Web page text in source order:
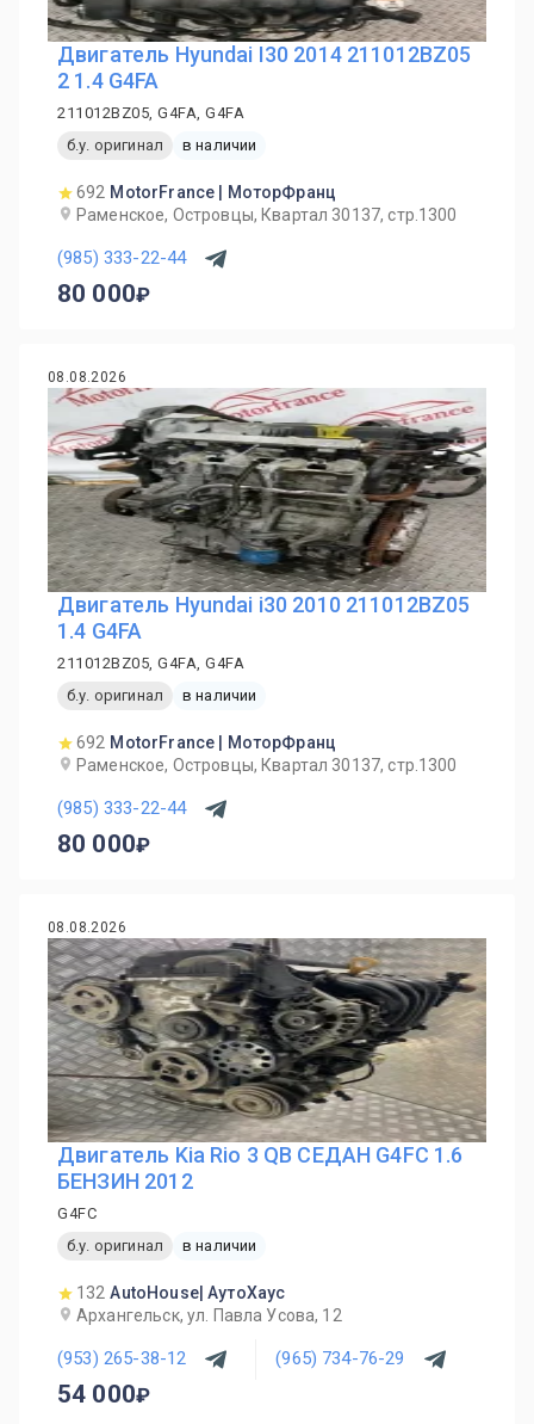
Двигатель Hyundai I30 2014 211012BZ05
2 1.4 G4FA
211012BZ05, G4FA, G4FA
б.у. оригинал
в наличии
692 MotorFrance | МоторФранц
Раменское, Островцы, Квартал 30137, стр.1300
(985) 333-22-44
80 000
08.08.2026
Двигатель Hyundai i30 2010 211012BZ05
1.4 G4FA
211012BZ05, G4FA, G4FA
б.у. оригинал
в наличии
692 MotorFrance | МоторФранц
Раменское, Островцы, Квартал 30137, стр.1300
(985) 333-22-44
80 000
08.08.2026
Двигатель Kia Rio 3 QB СЕДАН G4FC 1.6
БЕНЗИН 2012
G4FC
б.у. оригинал
в наличии
132 AutoHouse| АутоХаус
Архангельск, ул. Павла Усова, 12
(953) 265-38-12 (965) 734-76-29
54 000